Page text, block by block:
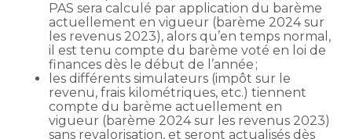
PAS sera calculé par application du barème
actuellement en vigueur (barème 2024 sur
les revenus 2023), alors qu’en temps normal,
il est tenu compte du barème voté en loi de
finances dès le début de l’année ;
les différents simulateurs (impôt sur le
revenu, frais kilométriques, etc.) tiennent
compte du barème actuellement en
vigueur (barème 2024 sur les revenus 2023)
sans revalorisation, et seront actualisés dès